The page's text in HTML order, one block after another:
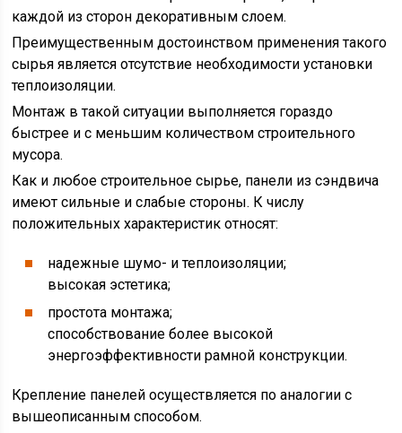
каждой из сторон декоративным слоем.
Преимущественным достоинством применения такого
сырья является отсутствие необходимости установки
теплоизоляции.
Монтаж в такой ситуации выполняется гораздо
быстрее и с меньшим количеством строительного
мусора.
Как и любое строительное сырье, панели из сэндвича
имеют сильные и слабые стороны. К числу
положительных характеристик относят:
надежные шумо- и теплоизоляции;
высокая эстетика;
простота монтажа;
способствование более высокой
энергоэффективности рамной конструкции.
Крепление панелей осуществляется по аналогии с
вышеописанным способом.